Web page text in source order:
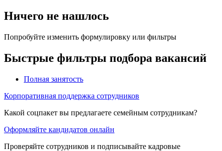
Ничего не нашлось
Попробуйте изменить формулировку или фильтры
Быстрые фильтры подбора вакансий
Полная занятость
Корпоративная поддержка сотрудников
Какой соцпакет вы предлагаете семейным сотрудникам?
Оформляйте кандидатов онлайн
Проверяйте сотрудников и подписывайте кадровые